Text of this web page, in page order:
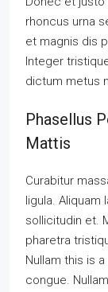
rhoncus urna
et magnis dis
Integer
dictum metus
Phasellus
Mattis
Curabitur
ligula. Aliquam
sollicitudin et.
pharetra
Nullam this is
congue.